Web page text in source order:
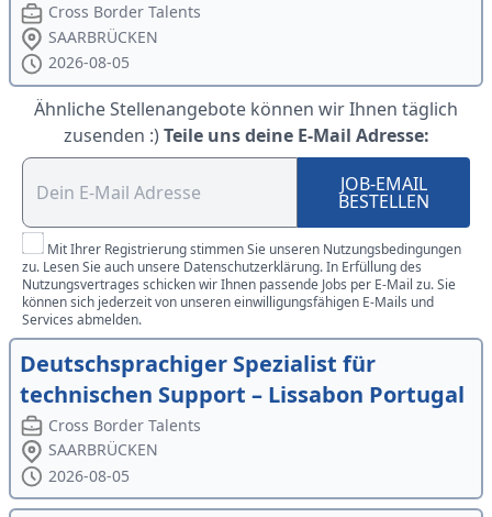
Cross Border Talents
SAARBRÜCKEN
2026-08-05
Ähnliche Stellenangebote können wir Ihnen täglich
zusenden :) Teile uns deine E-Mail Adresse:
JOB-EMAIL
BESTELLEN
Mit Ihrer Registrierung stimmen Sie unseren Nutzungsbedingungen
zu. Lesen Sie auch unsere Datenschutzerklärung. In Erfüllung des
Nutzungsvertrages schicken wir Ihnen passende Jobs per E-Mail zu. Sie
können sich jederzeit von unseren einwilligungsfähigen E-Mails und
Services abmelden.
Deutschsprachiger Spezialist für
technischen Support – Lissabon Portugal
Cross Border Talents
SAARBRÜCKEN
2026-08-05